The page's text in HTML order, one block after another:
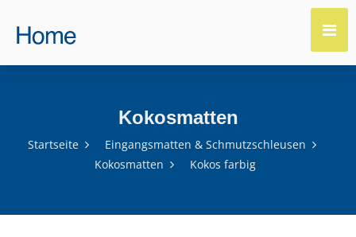
Kokosmatten
Startseite
Eingangsmatten & Schmutzschleusen
Kokosmatten
Kokos farbig